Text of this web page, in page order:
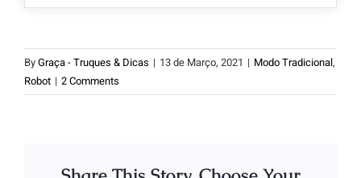
ByGraça - Truques & Dicas | 13 de Março, 2021 | Modo Tradicional,
Robot | 2 Comments